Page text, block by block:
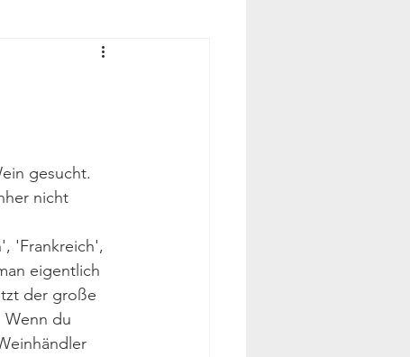
gesucht.
nicht
'Frankreich',
eigentlich
der große
Wenn du